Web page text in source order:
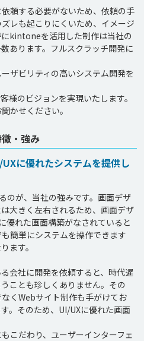
頼する必要がないため、依頼の手
レも起こりにくいため、イメージ
kintoneを活用した制作は当社の
あります。フルスクラッチ開発に
ザビリティの高いシステム開発を
様のビジョンを実現いたします。
かせください。
・強み
に優れたシステムを提供し
のが、当社の強みです。画面デザ
大きく左右されるため、画面デザ
優れた画面構築がなされていると
簡単にシステムを操作できます
ます。
会社に開発を依頼すると、時代遅
ことも珍しくありません。その
くWebサイト制作も手がけてお
。そのため、UI/UXに優れた画面
こだわり、ユーザーインターフェ